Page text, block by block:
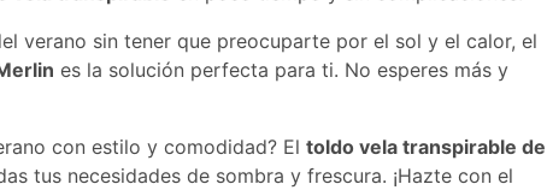
verano sin tener que preocuparte por el sol y el calor, el
es la solución perfecta para ti. No esperes más y
con estilo y comodidad? El toldo vela transpirable de
tus necesidades de sombra y frescura. ¡Hazte con el